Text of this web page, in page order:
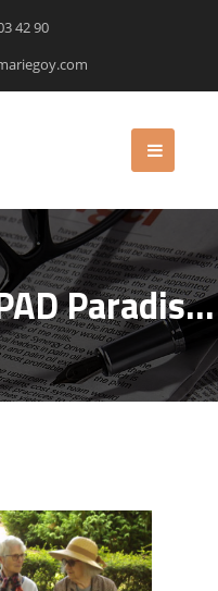
42 90
Paradis…